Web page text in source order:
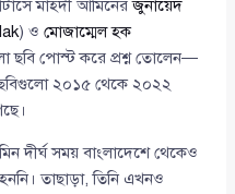
মাহদী আমিনেরজুনায়েদ
) ওমোজাম্মেল হক
ছবি পোস্ট করে প্রশ্ন তোলেন—
ছবিগুলো ২০১৫ থেকে ২০২২
দীর্ঘ সময় বাংলাদেশে থেকেও
তাছাড়া, তিনি এখনও